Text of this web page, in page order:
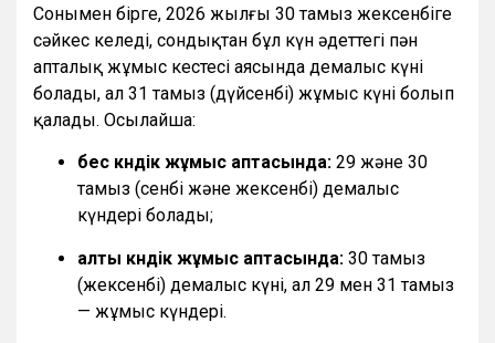
Сонымен бірге, 2026 жылғы 30 тамыз жексенбіге
сәйкес келеді, сондықтан бұл күн әдеттегі пән
апталық жұмыс кестесі аясында демалыс күні
болады, ал 31 тамыз (дүйсенбі) жұмыс күні болып
қалады. Осылайша:
бес күндік жұмыс аптасында: 29 және 30
тамыз (сенбі және жексенбі) демалыс
күндері болады;
алты күндік жұмыс аптасында: 30 тамыз
(жексенбі) демалыс күні, ал 29 мен 31 тамыз
— жұмыс күндері.